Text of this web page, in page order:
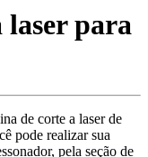
laser para
de corte a laser de
pode realizar sua
pela seção de